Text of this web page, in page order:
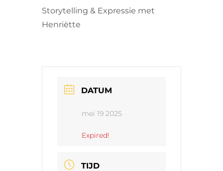
Storytelling & Expressie met
Henriëtte
DATUM
mei 19 2025
Expired!
TIJD